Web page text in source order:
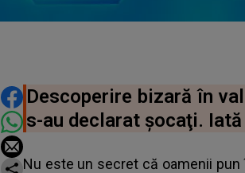
DISTRIBUIE ARTICOLUL
Descoperire bizară în
s-au declarat şocaţi.
Nu este un secret că oamenii